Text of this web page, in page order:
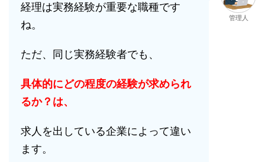
経理は実務経験が重要な職種です
ね。
ただ、同じ実務経験者でも、
具体的にどの程度の経験が求められ
るか？は、
求人を出している企業によって違い
ます。
管理人